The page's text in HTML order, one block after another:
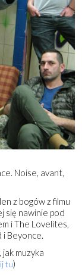
Noise, avant,
z bogów z filmu
się nawinie pod
i The Lovelites,
i Beyonce.
jak muzyka
tu)